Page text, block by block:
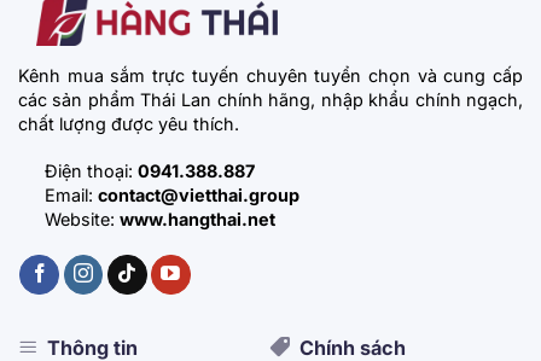
Kênh mua sắm trực tuyến chuyên tuyển chọn và cung cấp
các sản phẩm Thái Lan chính hãng, nhập khẩu chính ngạch,
chất lượng được yêu thích.
Điện thoại: 0941.388.887
Email: contact@vietthai.group
Website: www.hangthai.net
Thông tin Chính sách